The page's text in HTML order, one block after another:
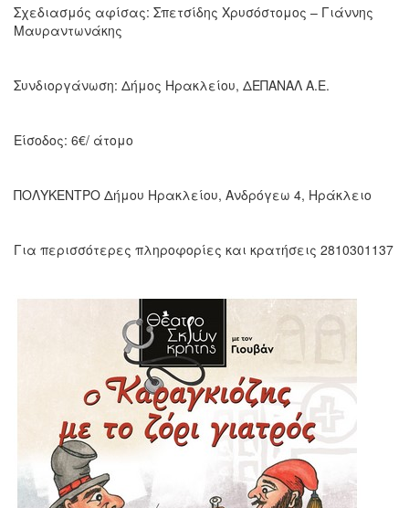
Σχεδιασμός αφίσας: Σπετσίδης Χρυσόστομος – Γιάννης
Μαυραντωνάκης
Συνδιοργάνωση: Δήμος Ηρακλείου, ΔΕΠΑΝΑΛ Α.Ε.
Είσοδος: 6€/ άτομο
ΠΟΛΥΚΕΝΤΡΟ Δήμου Ηρακλείου, Ανδρόγεω 4, Ηράκλειο
Για περισσότερες πληροφορίες και κρατήσεις 2810301137